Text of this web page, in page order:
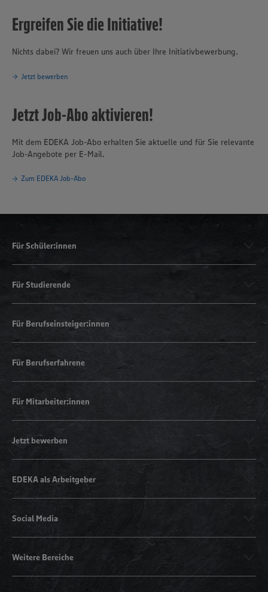
Ergreifen Sie die Initiative!
Nichts dabei? Wir freuen uns auch über Ihre Initiativbewerbung.
Jetzt bewerben
Jetzt Job-Abo aktivieren!
Mit dem EDEKA Job-Abo erhalten Sie aktuelle und für Sie relevante
Job-Angebote per E-Mail.
Zum EDEKA Job-Abo
Für Schüler:innen
Für Studierende
Für Berufseinsteiger:innen
Für Berufserfahrene
Für Mitarbeiter:innen
Jetzt bewerben
EDEKA als Arbeitgeber
Social Media
Weitere Bereiche